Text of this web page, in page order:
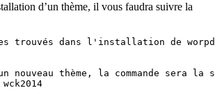
d’un thème, il vous faudra suivre la
trouvés dans l'installation de
nouveau thème, la commande sera